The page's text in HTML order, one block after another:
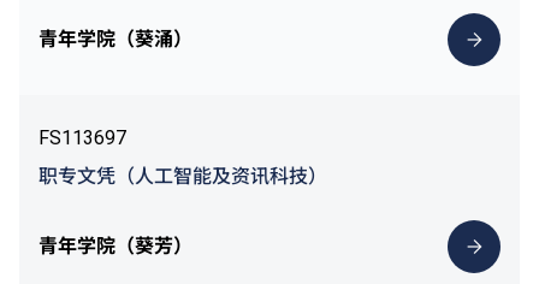
青年学院（葵涌）
FS113697
职专文凭（人工智能及资讯科技）
青年学院（葵芳）